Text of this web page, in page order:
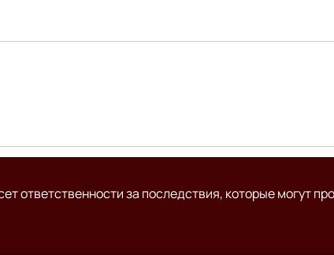
ответственности за последствия, которые могут